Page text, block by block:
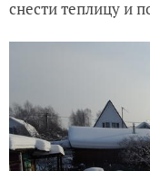
снести теплицу и